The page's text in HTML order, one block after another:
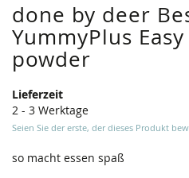
done by deer
YummyPlus
powder
Lieferzeit
2 - 3 Werktage
Seien Sie der erste, der dieses Produkt
so macht essen spaß
Zum
Anfang
der
Bildergalerie
springen